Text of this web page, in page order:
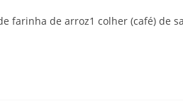
farinha de arroz1 colher (café) de